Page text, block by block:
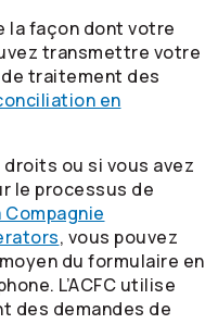
la façon dont votre
transmettre votre
de traitement des
en
ou si vous avez
le processus de
Compagnie
, vous pouvez
du formulaire en
L’ACFC utilise
des demandes de